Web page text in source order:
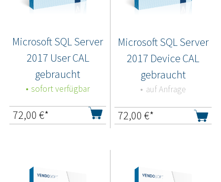
Microsoft SQL Server
2017 User CAL
gebraucht
sofort verfügbar
72,00 €*
Microsoft SQL Server
2017 Device CAL
gebraucht
auf Anfrage
72,00 €*